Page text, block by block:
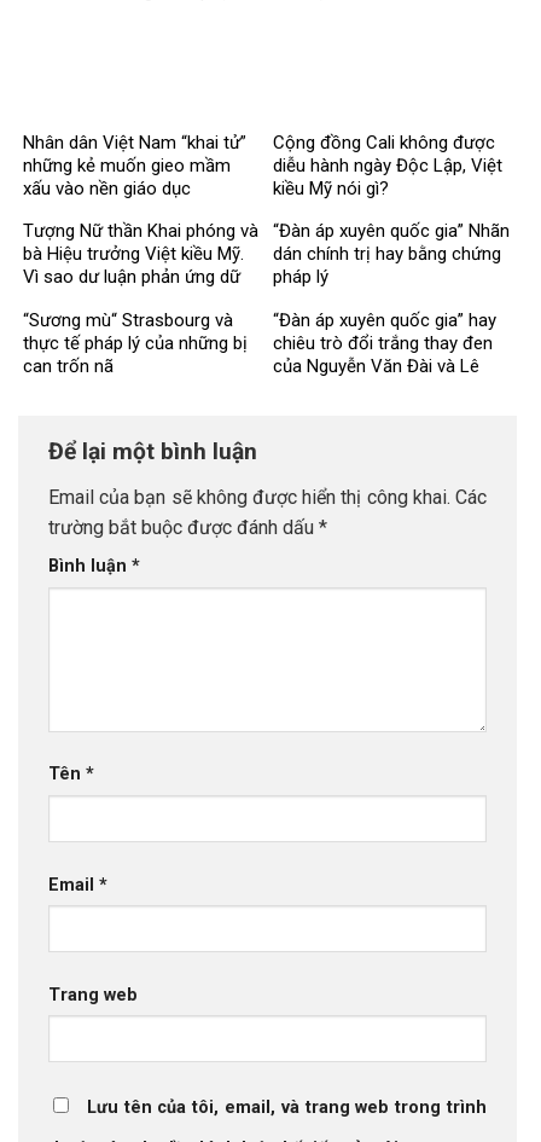
Nhân dân Việt Nam “khai tử”
những kẻ muốn gieo mầm
xấu vào nền giáo dục
Cộng đồng Cali không được
diễu hành ngày Độc Lập, Việt
kiều Mỹ nói gì?
Tượng Nữ thần Khai phóng và
bà Hiệu trưởng Việt kiều Mỹ.
Vì sao dư luận phản ứng dữ
“Đàn áp xuyên quốc gia” Nhãn
dán chính trị hay bằng chứng
pháp lý
“Sương mù“ Strasbourg và
thực tế pháp lý của những bị
can trốn nã
“Đàn áp xuyên quốc gia” hay
chiêu trò đổi trắng thay đen
của Nguyễn Văn Đài và Lê
Để lại một bình luận
Email của bạn sẽ không được hiển thị công khai. Các
trường bắt buộc được đánh dấu *
Bình luận *
Tên *
Email *
Trang web
Lưu tên của tôi, email, và trang web trong trình